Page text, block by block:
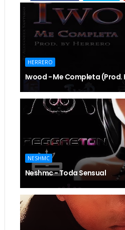
HERRERO
Iwood - Me Completa (Prod.
NESHMC
Neshmc - Toda Sensual